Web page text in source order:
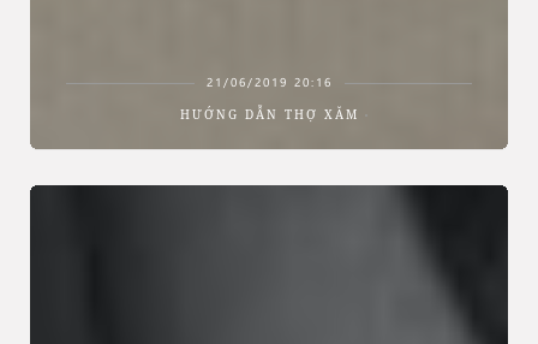
21/06/2019 20:16
HƯỚNG DẪN THỢ XĂM